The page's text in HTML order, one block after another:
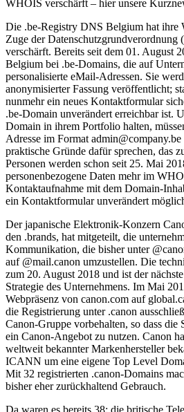
WHOIS verschärft – hier unsere
Die .be-Registry DNS Belgium hat ihre
Zuge der
verschärft. Bereits seit dem 01. August
Belgium bei .be-Domains, die auf
personalisierte eMail-Adressen. Sie
anonymisierter Fassung veröffentlicht;
nunmehr ein neues Kontaktformular
.be-Domain unverändert erreichbar ist.
Domain in ihrem Portfolio halten,
Adresse im Format
praktische Gründe dafür sprechen, das
Personen werden schon seit 25. Mai
personenbezogene Daten mehr im
Kontaktaufnahme mit dem Domain-
ein Kontaktformular unverändert
Der japanische Elektronik-Konzern
den .brands, hat mitgeteilt, die
Kommunikation, die bisher unter
auf @mail.canon umzustellen. Die
zum 20. August 2018 und ist der
Strategie des Unternehmens. Im Mai
Webpräsenz von canon.com auf
die Registrierung unter .canon
Canon-Gruppe vorbehalten, so dass die
ein Canon-Angebot zu nutzen. Canon
weltweit bekannter Markenhersteller
ICANN um eine eigene Top Level
Mit 32 registrierten .canon-Domains
bisher eher zurückhaltend Gebrauch.